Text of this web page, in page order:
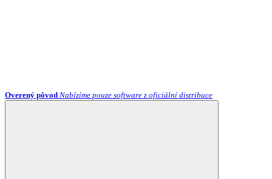
Overený pôvod Nabízíme pouze software z oficiální distribuce